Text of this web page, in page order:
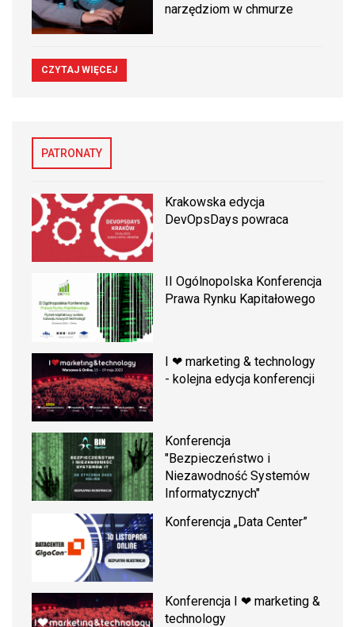
narzędziom w chmurze
CZYTAJ WIĘCEJ
PATRONATY
Krakowska edycja
DevOpsDays powraca
II Ogólnopolska Konferencja
Prawa Rynku Kapitałowego
I ❤ marketing & technology
- kolejna edycja konferencji
Konferencja
"Bezpieczeństwo i
Niezawodność Systemów
Informatycznych"
Konferencja „Data Center”
Konferencja I ❤ marketing &
technology